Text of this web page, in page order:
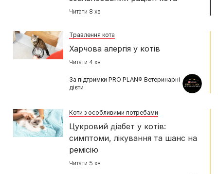
Читати 8 хв
Травлення кота
Харчова алергія у котів
Читати 4 хв
За підтримки PRO PLAN® Ветеринарні
дієти
Коти з особливими потребами
Цукровий діабет у котів:
симптоми, лікування та шанс на
ремісію
Читати 5 хв